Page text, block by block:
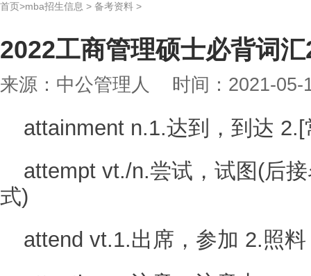
首页>mba招生信息 > 备考资料 >
2022工商管理硕士必背词汇
来源：中公管理人 时间：2021-05-
attainment n.1.达到，到达
attempt vt./n.尝试，试图(后
式)
attend vt.1.出席，参加 2.照